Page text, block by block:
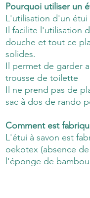
Pourquoi utiliser un
L'utilisation d'un étui
Il facilite l'utilisation
douche et tout ce
solides.
Il permet de garder
trousse de toilette
Il ne prend pas de
sac à dos de rando
Comment est
L'étui à savon est
oekotex (absence
l'éponge de